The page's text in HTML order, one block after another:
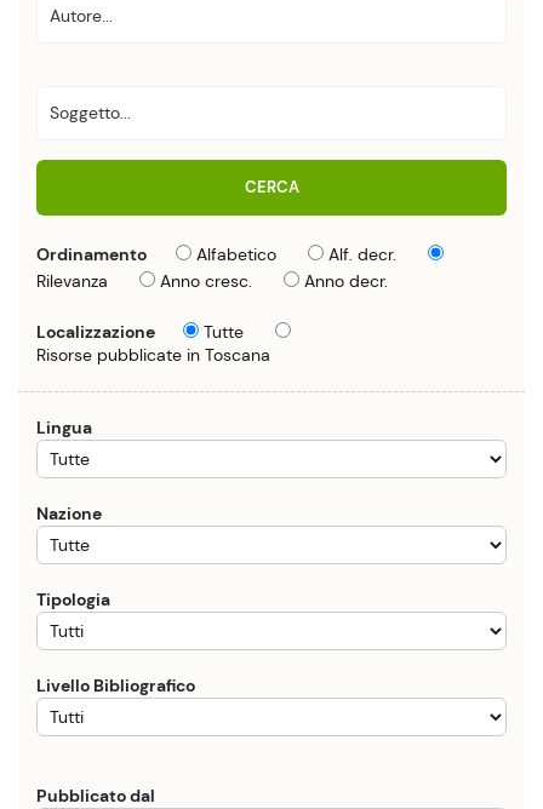
CERCA
Ordinamento Alfabetico
Alf. decr.
Rilevanza
Anno cresc. Anno decr.
Localizzazione
Tutte
Risorse pubblicate in Toscana
Lingua
Nazione
Tipologia
Livello Bibliografico
Pubblicato dal